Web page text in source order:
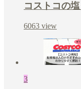
コストコの
6063 view
3